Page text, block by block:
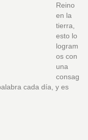
Reino
en la
tierra,
esto lo
logram
os con
una
consag
cada día, y es